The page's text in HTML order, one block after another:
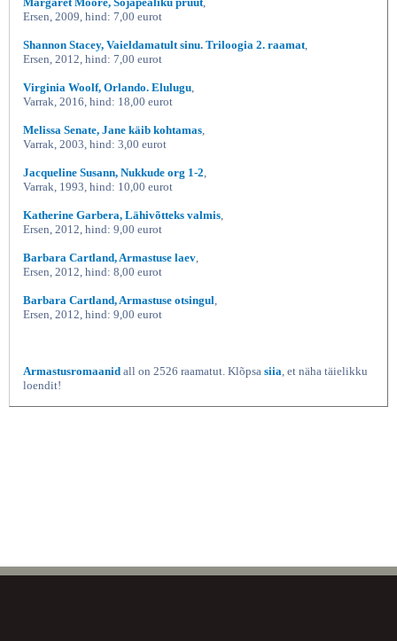
Ersen, 2009, hind: 7,00 eurot
Shannon Stacey, Vaieldamatult sinu. Triloogia 2. raamat,
Ersen, 2012, hind: 7,00 eurot
Virginia Woolf, Orlando. Elulugu,
Varrak, 2016, hind: 18,00 eurot
Melissa Senate, Jane käib kohtamas,
Varrak, 2003, hind: 3,00 eurot
Jacqueline Susann, Nukkude org 1-2,
Varrak, 1993, hind: 10,00 eurot
Katherine Garbera, Lähivõtteks valmis,
Ersen, 2012, hind: 9,00 eurot
Barbara Cartland, Armastuse laev,
Ersen, 2012, hind: 8,00 eurot
Barbara Cartland, Armastuse otsingul,
Ersen, 2012, hind: 9,00 eurot
Armastusromaanid all on 2526 raamatut. Klõpsa siia, et näha täielikku
loendit!